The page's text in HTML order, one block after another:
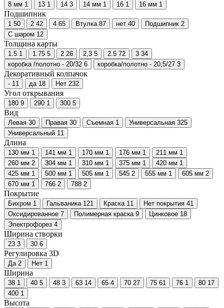
8 мм 1 13 1 14 3 14 мм 1 16 1 16 мм 1
Подшипник
1 50 2 42 4 65 Втулка 87 нет 40 Подшипник 2
С шаром 12
Толщина карты
1.5 1 1.75 5 2 26 2,3 5 2.5 72 3 34
коробка /полотно - 20/32 6 коробка/полотно - 20,5/27 3
Декоративный колпачок
- 11 да 18 Нет 232
Угол открывания
180 9 290 1 300 5
Вид
Левая 30 Правая 30 Съемная 1 Универсальная 325
Универсальный 11
Длина
130 мм 1 141 мм 1 170 мм 1 176 мм 1 211 мм 1
260 мм 2 304 мм 1 310 мм 1 375 мм 1 420 мм 1
425 мм 1 500 мм 1 505 мм 1 545 2 555 мм 1 605 мм 2
670 мм 1 766 2 788 2
Покрытие
Бихром 1 Гальваника 121 Краска 11 Нет покрытия 41
Оксидированное 7 Полимерная краска 9 Цинковое 18
Электрофорез 4
Ширина створки
23 3 30 6
Регулировка 3D
Да 2 Нет 1
Ширина
38 1 40 5 48 3 63 14 65 4 70 27 75 61 76 1 80 17
400 1
Высота